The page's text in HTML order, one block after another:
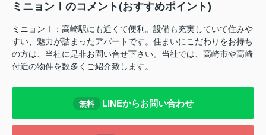
ミニョンⅠのコメント(おすすめポイント)
ミニョンⅠ：高崎駅にも近くて便利。設備も充実していて住みや
すい、魅力が詰まったアパートです。住まいにこだわりをお持ち
の方は、当社に是非お問い合せ下さい。当社では、高崎市や高崎
付近の物件を数多くご紹介致します。
無料 LINEからお問い合わせ